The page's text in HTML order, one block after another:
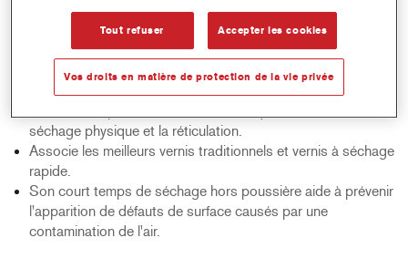
Présente une très bonne aptitude au polissage.
Permet d'augmenter la productivité en utilisant le séchage à
l'air, le séchage à faible température ou le séchage IR.
Offre de très courts temps de séchage et d'évaporation
entre deux couches et différents cycles de séchage au four.
séchage physique et la réticulation.
Associe les meilleurs vernis traditionnels et vernis à séchage
rapide.
Son court temps de séchage hors poussière aide à prévenir
l'apparition de défauts de surface causés par une
contamination de l'air.
Tout refuser Accepter les cookies
Vos droits en matière de protection de la vie privée